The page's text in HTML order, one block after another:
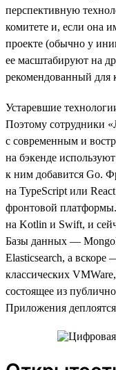
перспективную
комитете и, если она
проекте (обычно у
ее масштабируют на
рекомендованный для
Устаревшие
Поэтому сотрудники
с современным и
на бэкенде
к ним добавится Go.
на TypeScript или
фронтовой
на Kotlin и Swift, и
Базы данных —
Elasticsearch, а
классических
состоящее из
Приложения